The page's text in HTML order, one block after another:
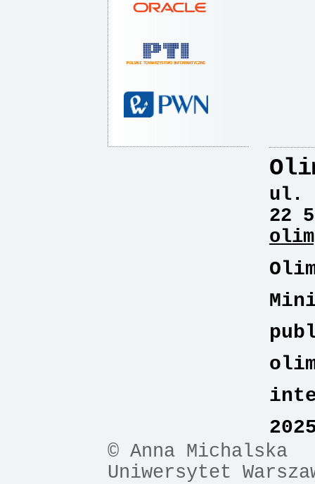
ul.
22
© Anna Michalska
Uniwersytet